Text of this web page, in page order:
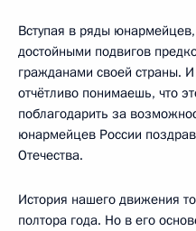
Вступая в ряды
достойными подвигов
гражданами своей страны.
отчётливо понимаешь, что
поблагодарить за
юнармейцев России
Отечества.
История нашего движения
полтора года. Но в его